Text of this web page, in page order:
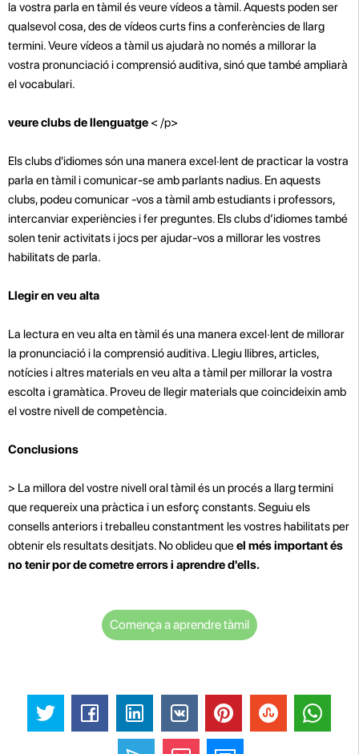
la vostra parla en tàmil és veure vídeos a tàmil. Aquests poden ser
qualsevol cosa, des de vídeos curts fins a conferències de llarg
termini. Veure vídeos a tàmil us ajudarà no només a millorar la
vostra pronunciació i comprensió auditiva, sinó que també ampliarà
el vocabulari.
veure clubs de llenguatge < /p>
Els clubs d'idiomes són una manera excel·lent de practicar la vostra
parla en tàmil i comunicar-se amb parlants nadius. En aquests
clubs, podeu comunicar -vos a tàmil amb estudiants i professors,
intercanviar experiències i fer preguntes. Els clubs d’idiomes també
solen tenir activitats i jocs per ajudar-vos a millorar les vostres
habilitats de parla.
Llegir en veu alta
La lectura en veu alta en tàmil és una manera excel·lent de millorar
la pronunciació i la comprensió auditiva. Llegiu llibres, articles,
notícies i altres materials en veu alta a tàmil per millorar la vostra
escolta i gramàtica. Proveu de llegir materials que coincideixin amb
el vostre nivell de competència.
Conclusions
> La millora del vostre nivell oral tàmil és un procés a llarg termini
que requereix una pràctica i un esforç constants. Seguiu els
consells anteriors i treballeu constantment les vostres habilitats per
obtenir els resultats desitjats. No oblideu queel més important és
no tenir por de cometre errors i aprendre d'ells.
Comença a aprendre tàmil